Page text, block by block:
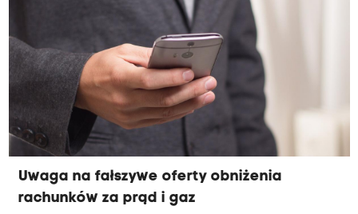
Uwaga na fałszywe oferty obniżenia
rachunków za prąd i gaz